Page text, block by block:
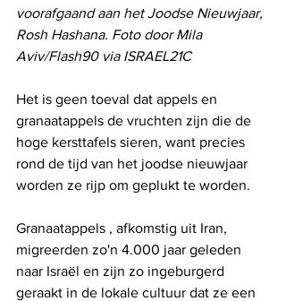
voorafgaand aan het Joodse Nieuwjaar,
Rosh Hashana. Foto door Mila
Aviv/Flash90 via ISRAEL21C
Het is geen toeval dat appels en
granaatappels de vruchten zijn die de
hoge kersttafels sieren, want precies
rond de tijd van het joodse nieuwjaar
worden ze rijp om geplukt te worden.
Granaatappels , afkomstig uit Iran,
migreerden zo'n 4.000 jaar geleden
naar Israël en zijn zo ingeburgerd
geraakt in de lokale cultuur dat ze een